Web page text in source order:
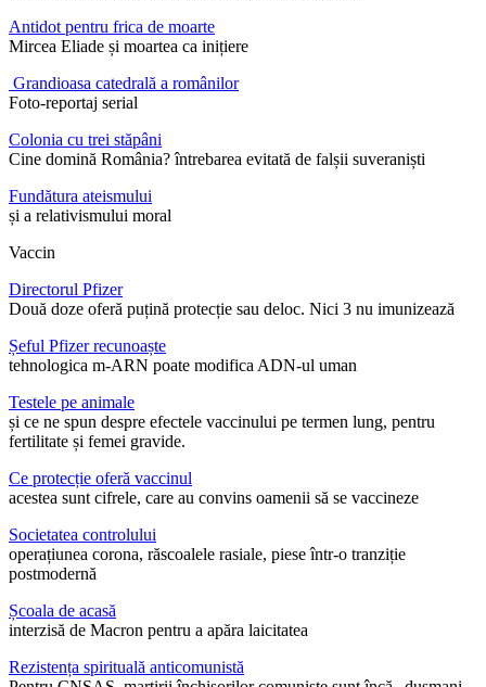
Antidot pentru frica de moarte
Mircea Eliade și moartea ca inițiere
Grandioasa catedrală a românilor
Foto-reportaj serial
Colonia cu trei stăpâni
Cine domină România? întrebarea evitată de falșii suveraniști
Fundătura ateismului
și a relativismului moral
Vaccin
Directorul Pfizer
Două doze oferă puțină protecție sau deloc. Nici 3 nu imunizează
Șeful Pfizer recunoaște
tehnologica m-ARN poate modifica ADN-ul uman
Testele pe animale
și ce ne spun despre efectele vaccinului pe termen lung, pentru
fertilitate și femei gravide.
Ce protecție oferă vaccinul
acestea sunt cifrele, care au convins oamenii să se vaccineze
Societatea controlului
operațiunea corona, răscoalele rasiale, piese într-o tranziție
postmodernă
Școala de acasă
interzisă de Macron pentru a apăra laicitatea
Rezistența spirituală anticomunistă